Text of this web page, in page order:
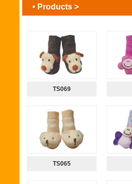
• Products >
TS069
TS065